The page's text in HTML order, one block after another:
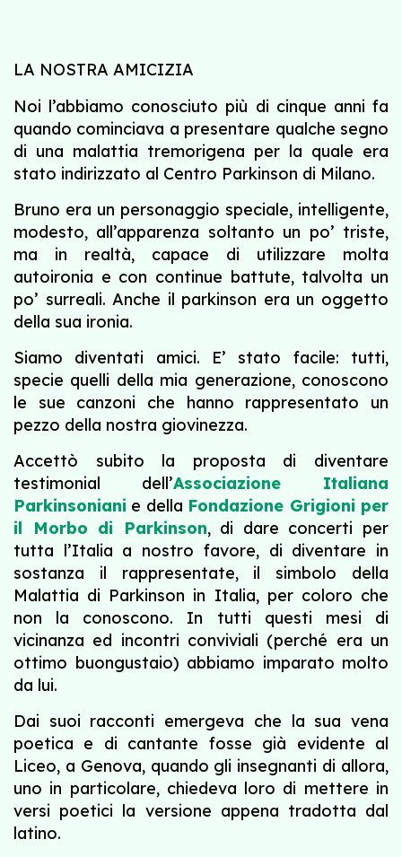
LA NOSTRA AMICIZIA
Noi l’abbiamo conosciuto più di cinque anni fa
quando cominciava a presentare qualche segno
di una malattia tremorigena per la quale era
stato indirizzato al Centro Parkinson di Milano.
Bruno era un personaggio speciale, intelligente,
modesto, all’apparenza soltanto un po’ triste,
ma in realtà, capace di utilizzare molta
autoironia e con continue battute, talvolta un
po’ surreali. Anche il parkinson era un oggetto
della sua ironia.
Siamo diventati amici. E’ stato facile: tutti,
specie quelli della mia generazione, conoscono
le sue canzoni che hanno rappresentato un
pezzo della nostra giovinezza.
Accettò subito la proposta di diventare
testimonial dell’Associazione Italiana
Parkinsoniani e della Fondazione Grigioni per
il Morbo di Parkinson, di dare concerti per
tutta l’Italia a nostro favore, di diventare in
sostanza il rappresentate, il simbolo della
Malattia di Parkinson in Italia, per coloro che
non la conoscono. In tutti questi mesi di
vicinanza ed incontri conviviali (perché era un
ottimo buongustaio) abbiamo imparato molto
da lui.
Dai suoi racconti emergeva che la sua vena
poetica e di cantante fosse già evidente al
Liceo, a Genova, quando gli insegnanti di allora,
uno in particolare, chiedeva loro di mettere in
versi poetici la versione appena tradotta dal
latino.